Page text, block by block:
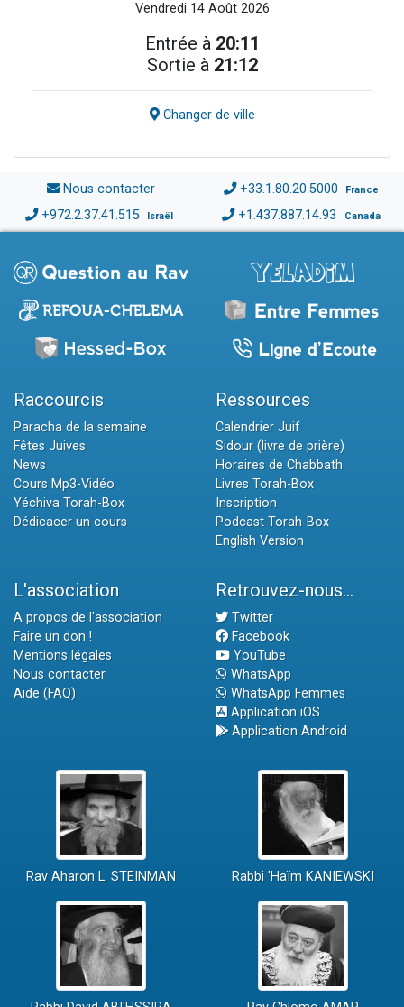
Vendredi 14 Août 2026
Entrée à 20:11
Sortie à 21:12
Changer de ville
Nous contacter +33.1.80.20.5000 France
+972.2.37.41.515 Israël +1.437.887.14.93 Canada
Raccourcis
Paracha de la semaine
Fêtes Juives
News
Cours Mp3-Vidéo
Yéchiva Torah-Box
Dédicacer un cours
Ressources
Calendrier Juif
Sidour (livre de prière)
Horaires de Chabbath
Livres Torah-Box
Inscription
Podcast Torah-Box
English Version
L'association
A propos de l'association
Faire un don !
Mentions légales
Nous contacter
Aide (FAQ)
Retrouvez-nous...
Twitter
Facebook
YouTube
WhatsApp
WhatsApp Femmes
Application iOS
Application Android
Rav Aharon L. STEINMAN Rabbi 'Haïm KANIEWSKI